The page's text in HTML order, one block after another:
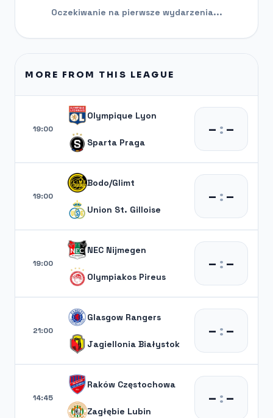
Oczekiwanie na pierwsze wydarzenia...
MORE FROM THIS LEAGUE
19:00
Olympique Lyon
Sparta Praga
– :–
19:00
Bodo/Glimt
Union St. Gilloise
– :–
19:00
NEC Nijmegen
Olympiakos Pireus
– :–
21:00
Glasgow Rangers
Jagiellonia Białystok
– :–
14:45
Raków Częstochowa
Zagłębie Lubin
– :–